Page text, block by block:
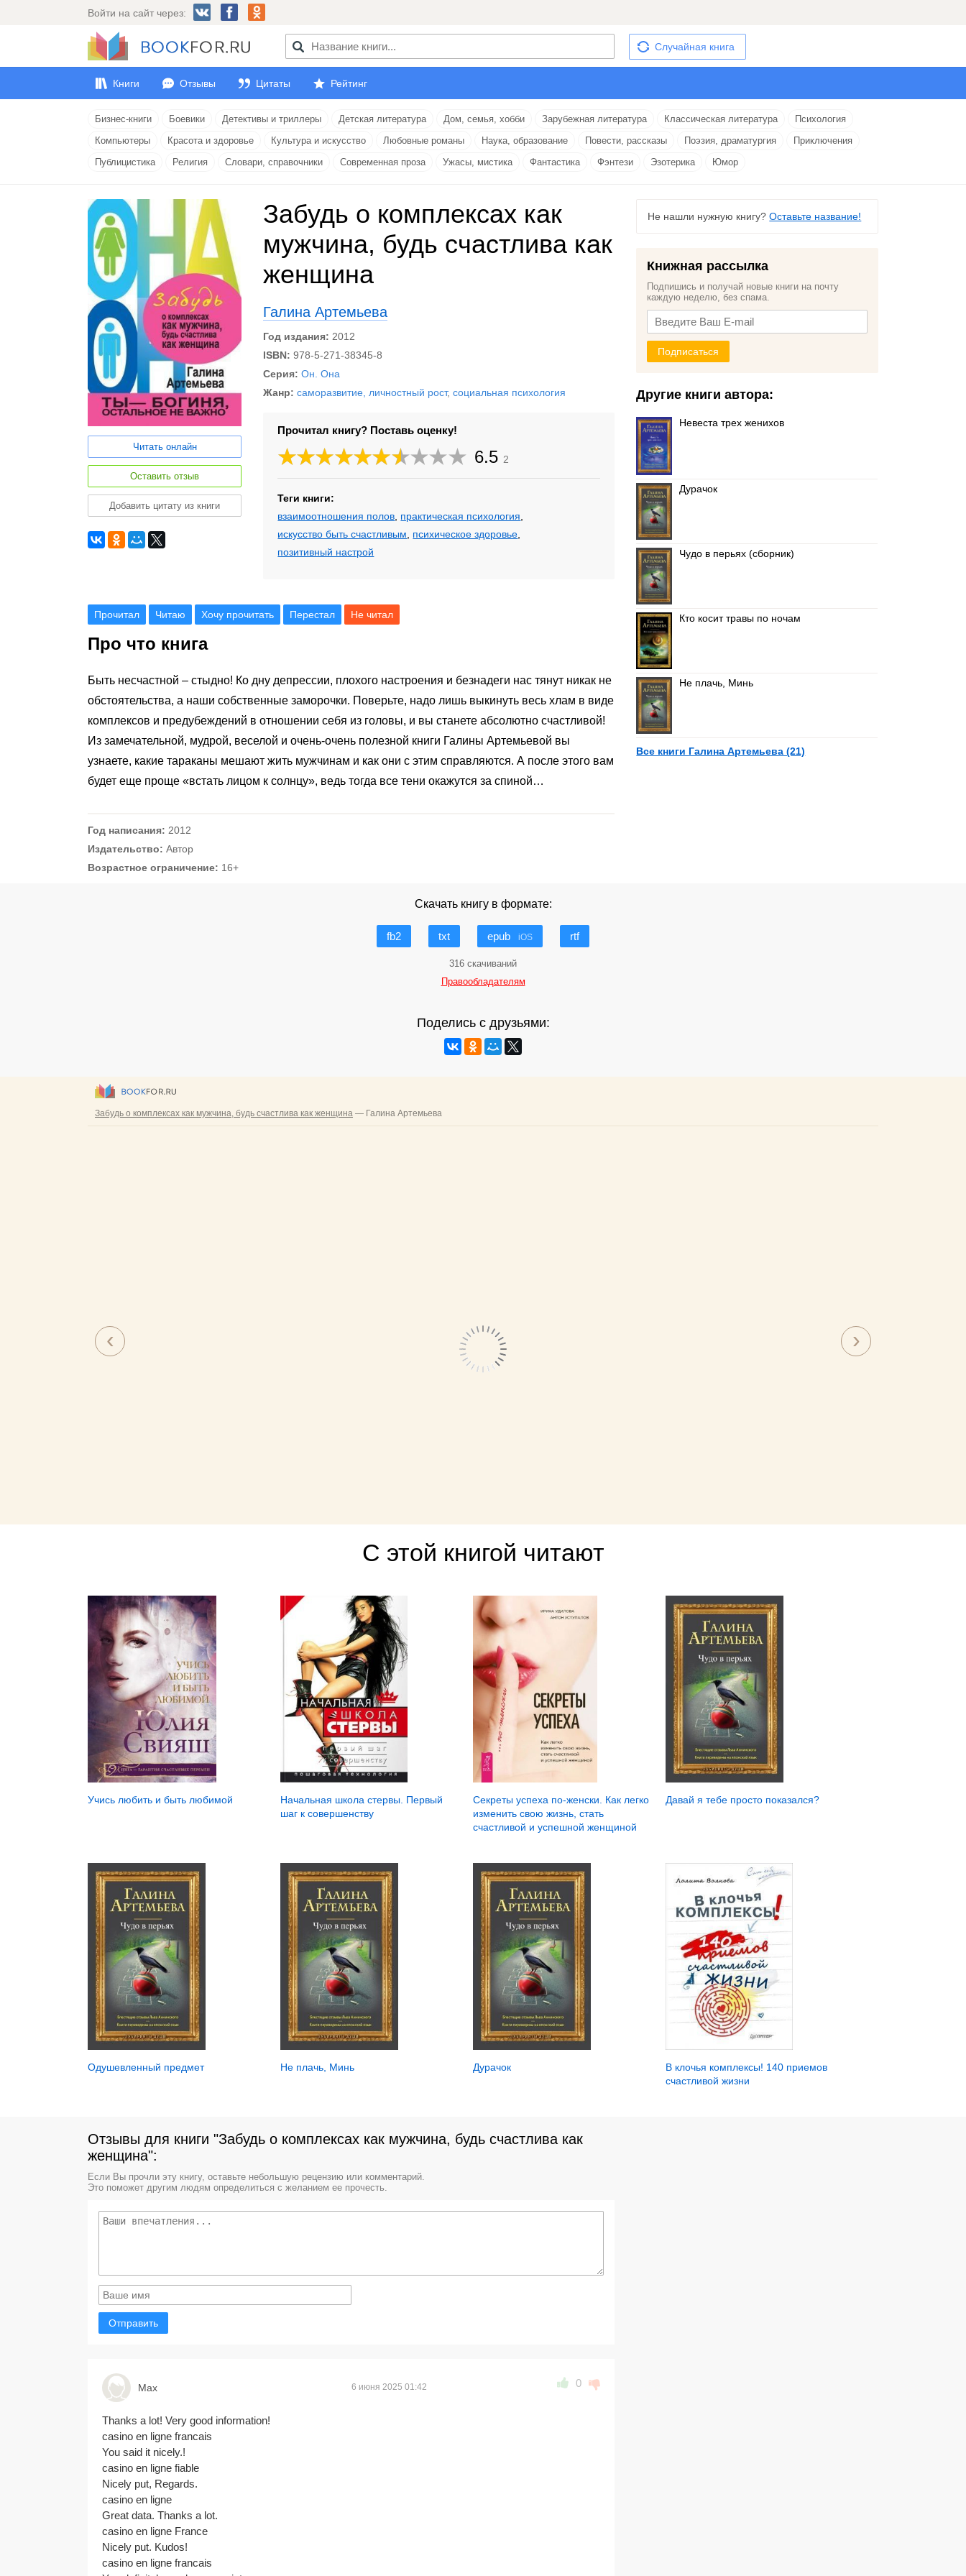
Войти на сайт через:
Случайная книга
Книги Отзывы Цитаты Рейтинг
Бизнес-книги Боевики Детективы и триллеры Детская литература Дом, семья, хобби Зарубежная литература Классическая литература
Психология
Компьютеры
Красота и здоровье Культура и искусство Любовные романы Наука, образование Повести, рассказы Поэзия, драматургия
Приключения
Публицистика
Религия Словари, справочники Современная проза Ужасы, мистика Фантастика Фэнтези Эзотерика Юмор
Читать онлайн
Оставить отзыв
Добавить цитату из книги
Забудь о комплексах как
мужчина, будь счастлива как
женщина
Галина Артемьева
Год издания: 2012
ISBN: 978-5-271-38345-8
Серия: Он. Она
Жанр: саморазвитие, личностный рост,социальная психология
Прочитал книгу? Поставь оценку!
6.5 2
Теги книги:
взаимоотношения полов практическая психология
искусство быть счастливым
психическое здоровье
позитивный настрой
Прочитал Читаю Хочу прочитать Перестал Не читал
Про что книга
Быть несчастной – стыдно! Ко дну депрессии, плохого настроения и безнадеги нас тянут никак не
обстоятельства, а наши собственные заморочки. Поверьте, надо лишь выкинуть весь хлам в виде
комплексов и предубеждений в отношении себя из головы, и вы станете абсолютно счастливой!
Из замечательной, мудрой, веселой и очень-очень полезной книги Галины Артемьевой вы
узнаете, какие тараканы мешают жить мужчинам и как они с этим справляются. А после этого вам
будет еще проще «встать лицом к солнцу», ведь тогда все тени окажутся за спиной…
Год написания: 2012
Издательство: Автор
Возрастное ограничение: 16+
Не нашли нужную книгу?Оставьте название!
Книжная рассылка
Подпишись и получай новые книги на почту
каждую неделю, без спама.
Подписаться
Другие книги автора:
Невеста трех женихов
Дурачок
Чудо в перьях (сборник)
Кто косит травы по ночам
Не плачь, Минь
Все книги Галина Артемьева (21)
Скачать книгу в формате:
fb2 txt epub iOS rtf
316 скачиваний
Правообладателям
Поделись с друзьями:
С этой книгой читают
Учись любить и быть любимой
Начальная школа стервы. Первый
шаг к совершенству
Секреты успеха по-женски. Как легко
изменить свою жизнь, стать
счастливой и успешной женщиной
Давай я тебе просто показался?
Одушевленный предмет Не плачь, Минь Дурачок
В клочья комплексы! 140 приемов
счастливой жизни
Отзывы для книги "Забудь о комплексах как мужчина, будь счастлива как
женщина":
Если Вы прочли эту книгу, оставьте небольшую рецензию или комментарий.
Это поможет другим людям определиться с желанием ее прочесть.
Отправить
Max 6 июня 2025 01:42 0
Thanks a lot! Very good information!
casino en ligne francais
You said it nicely.!
casino en ligne fiable
Nicely put, Regards.
casino en ligne
Great data. Thanks a lot.
casino en ligne France
Nicely put. Kudos!
casino en ligne francais